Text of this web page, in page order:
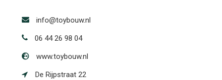
info@toybouw.nl
06 44 26 98 04
www.toybouw.nl
De Rijpstraat 22